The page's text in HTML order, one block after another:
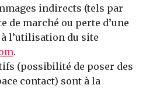
indirects (tels par
de marché ou perte d’une
l’utilisation du site
.
(possibilité de poser des
contact) sont à la